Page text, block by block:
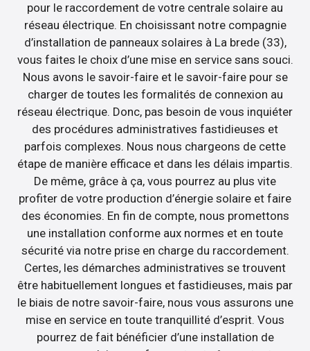
pour le raccordement de votre centrale solaire au
réseau électrique. En choisissant notre compagnie
d’installation de panneaux solaires à La brede (33),
vous faites le choix d’une mise en service sans souci.
Nous avons le savoir-faire et le savoir-faire pour se
charger de toutes les formalités de connexion au
réseau électrique. Donc, pas besoin de vous inquiéter
des procédures administratives fastidieuses et
parfois complexes. Nous nous chargeons de cette
étape de manière efficace et dans les délais impartis.
De même, grâce à ça, vous pourrez au plus vite
profiter de votre production d’énergie solaire et faire
des économies. En fin de compte, nous promettons
une installation conforme aux normes et en toute
sécurité via notre prise en charge du raccordement.
Certes, les démarches administratives se trouvent
être habituellement longues et fastidieuses, mais par
le biais de notre savoir-faire, nous vous assurons une
mise en service en toute tranquillité d’esprit. Vous
pourrez de fait bénéficier d’une installation de